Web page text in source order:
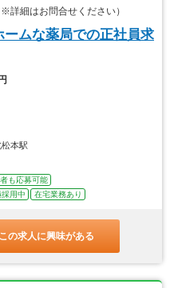
細はお問合せください）
ームな薬局での正社員求
松本駅
も応募可能
用中 在宅業務あり
この求人に興味がある